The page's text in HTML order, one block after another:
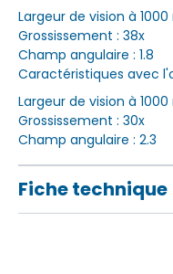
Largeur de vision à 1000
Grossissement : 38x
Champ angulaire : 1.8
Caractéristiques avec
Largeur de vision à
Grossissement : 30x
Champ angulaire : 2.3
Fiche technique